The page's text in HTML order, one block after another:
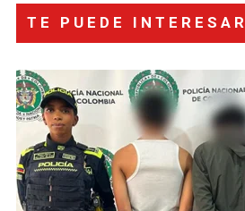
TE PUEDE INTERESAR